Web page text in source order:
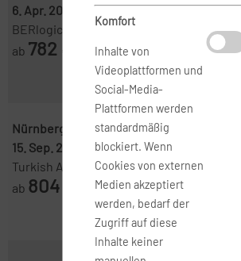
6. Apr. 2027
24. Apr. 2027
BERlogic
ab 782
Nürnberg ( NUE )-Colombo ( CMB )
15. Sep. 2026
14. Okt. 2026
Turkish Airlines
ab 804
Komfort
Inhalte von
Videoplattformen und
Social-Media-
Plattformen werden
standardmäßig
blockiert. Wenn
Cookies von externen
Medien akzeptiert
werden, bedarf der
Zugriff auf diese
Inhalte keiner